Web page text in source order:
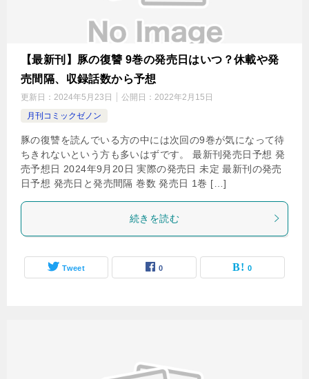
【最新刊】豚の復讐 9巻の発売日はいつ？休載や発
売間隔、収録話数から予想
更新日： 2024年5月23日 公開日： 2022年2月15日
月刊コミックゼノン
豚の復讐を読んでいる方の中には次回の9巻が気になって待
ちきれないという方も多いはずです。 最新刊発売日予想 発
売予想日 2024年9月20日 実際の発売日 未定 最新刊の発売
日予想 発売日と発売間隔 巻数 発売日 1巻 […]
続きを読む
Tweet 0 0